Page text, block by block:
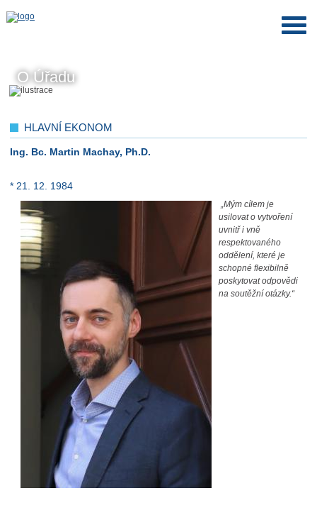
O Úřadu
HLAVNÍ EKONOM
Ing. Bc. Martin Machay, Ph.D.
* 21. 12. 1984
„Mým cílem je
usilovat o vytvoření
uvnitř i vně
respektovaného
oddělení, které je
schopné flexibilně
poskytovat odpovědi
na soutěžní otázky.“